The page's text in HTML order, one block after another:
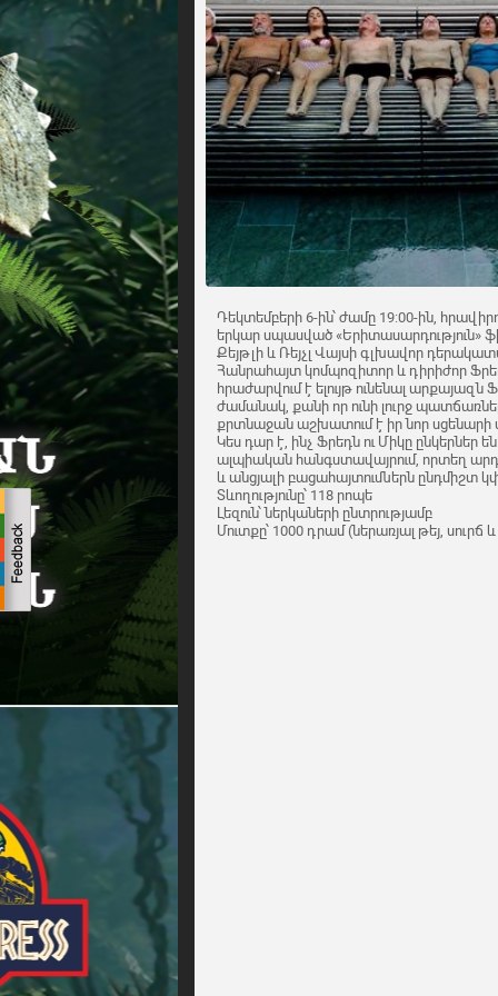
Դեկտեմբերի 6-ին՝ ժամը 19:00-ին,
երկար սպասված «Երիտասարդություն»
Քեյթլի և Ռեյչլ Վայսի գլխավոր
Հանրահայտ կոմպոզիտոր և դիրիժոր
հրաժարվում է ելույթ ունենալ
ժամանակ, քանի որ ունի լուրջ
քրտնաջան աշխատում է իր նոր սցենարի
Կես դար է, ինչ Ֆրեդն ու Միկը ընկերներ
ալպիական հանգստավայրում, որտեղ
և անցյալի բացահայտումներն ընդմիշտ
Տևողությունը՝ 118 րոպե
Լեզուն՝ ներկաների ընտրությամբ
Մուտքը՝ 1000 դրամ (ներառյալ թեյ,